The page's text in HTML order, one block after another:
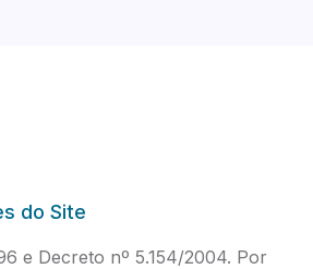
do Site
e Decreto nº 5.154/2004. Por